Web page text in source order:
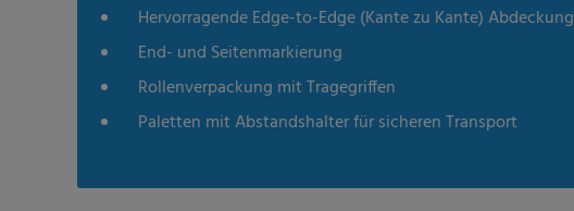
Hervorragende Edge-to-Edge (Kante zu Kante) Abdeckung
End- und Seitenmarkierung
Rollenverpackung mit Tragegriffen
Paletten mit Abstandshalter für sicheren Transport